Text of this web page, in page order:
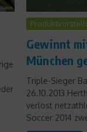
Gewinnt
München
Triple-Sieger
26.10.2013
verlost
Soccer 2014